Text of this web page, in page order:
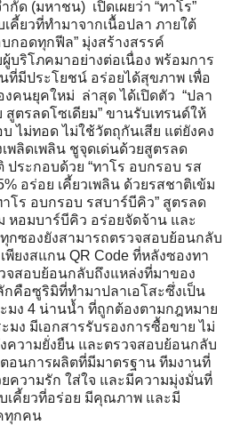
กัด (มหาชน) เปิดเผยว่า “ทาโร”
คี้ยวที่ทำมาจากเนื้อปลา ภายใต้
กอดทุกฟีล” มุ่งสร้างสรรค์
ริโภคมาอย่างต่อเนื่อง พร้อมการ
มีประโยชน์ อร่อยได้สุขภาพ เพื่อ
คนยุคใหม่ ล่าสุด ได้เปิดตัว “ปลา
ตรลดโซเดียม” ขานรับเทรนด์ให้
ไม่ทอด ไม่ใช้วัตถุกันเสีย แต่ยังคง
พลิดเพลิน ชูจุดเด่นด้วยสูตรลด
ประกอบด้วย “ทาโร อบกรอบ รส
อร่อย เคี้ยวเพลิน ด้วยรสชาติเข้ม
โร อบกรอบ รสบาร์บีคิว” สูตรลด
หอมบาร์บีคิว อร่อยจัดจ้าน และ
กซองยังสามารถตรวจสอบย้อนกลับ
พียงสแกน QR Code ที่หลังซองทา
จสอบย้อนกลับถึงแหล่งที่มาของ
คือซูริมิที่ทำมาปลาเอโสะซึ่งเป็น
มง 4 น่านน้ำ ที่ถูกต้องตามกฎหมาย
มง มีเอกสารรับรองการซื้อขาย ไม่
ความยั่งยืน และตรวจสอบย้อนกลับ
อนการผลิตที่มีมาตรฐาน ทีมงานที่
ความรัก ใส่ใจ และมีความมุ่งมั่นที่
คี้ยวที่อร่อย มีคุณภาพ และมี
ทุกคน